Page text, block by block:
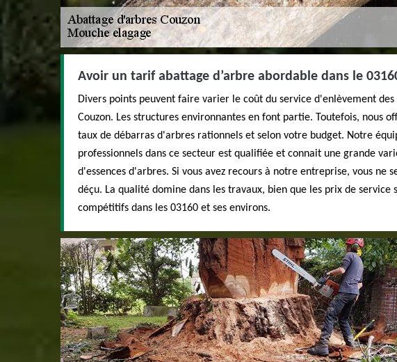
Avoir un tarif abattage d’arbre abordable dans le
Divers points peuvent faire varier le coût du service d'enlèvement des
Couzon. Les structures environnantes en font partie. Toutefois, nous
taux de débarras d'arbres rationnels et selon votre budget. Notre
professionnels dans ce secteur est qualifiée et connait une grande
d'essences d'arbres. Si vous avez recours à notre entreprise, vous ne
déçu. La qualité domine dans les travaux, bien que les prix de service
compétitifs dans les 03160 et ses environs.